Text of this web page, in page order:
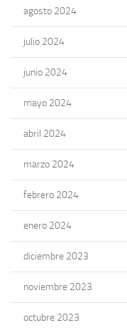
agosto 2024
julio 2024
junio 2024
mayo 2024
abril 2024
marzo 2024
febrero 2024
enero 2024
diciembre 2023
noviembre 2023
octubre 2023